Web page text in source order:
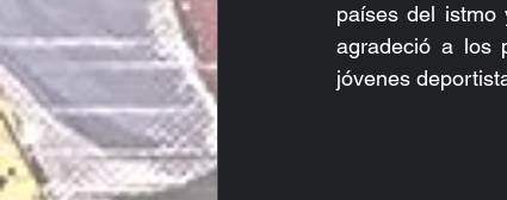
países del istmo
agradeció a los
jóvenes